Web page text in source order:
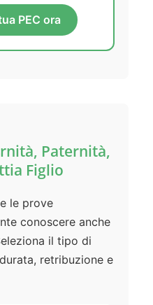
PEC ora
Paternità,
Figlio
le prove
conoscere anche
il tipo di
retribuzione e